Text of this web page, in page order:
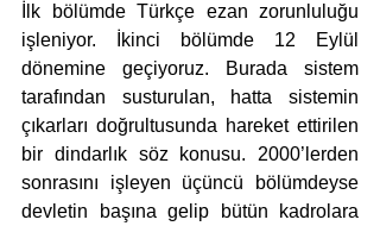
İlk bölümde Türkçe ezan zorunluluğu
işleniyor. İkinci bölümde 12 Eylül
dönemine geçiyoruz. Burada sistem
tarafından susturulan, hatta sistemin
çıkarları doğrultusunda hareket ettirilen
bir dindarlık söz konusu. 2000’lerden
sonrasını işleyen üçüncü bölümdeyse
devletin başına gelip bütün kadrolara